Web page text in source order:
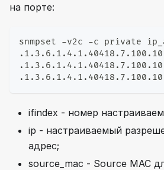
на порте:
snmpset -v2c -c private
ifindex - номер
ip - настраиваемый
адрес;
source_mac - Source MAC